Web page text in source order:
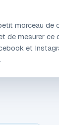
morceau de
de mesurer ce
et